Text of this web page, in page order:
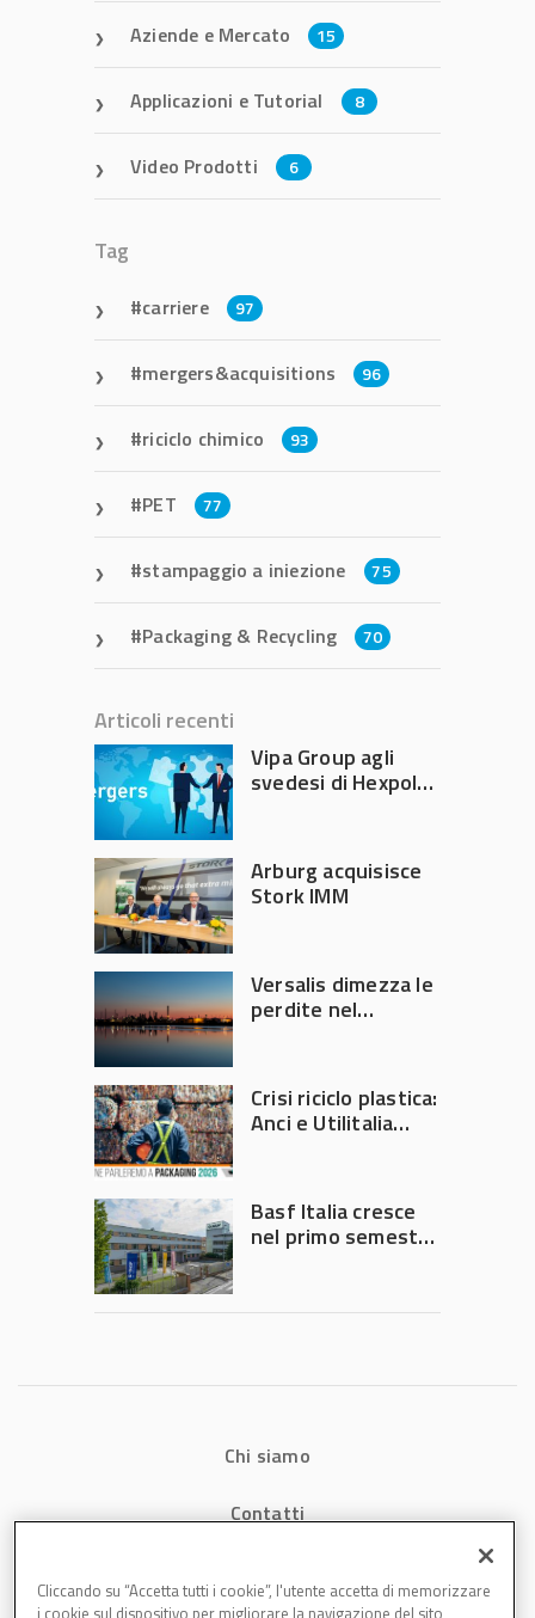
Aziende e Mercato 15
Applicazioni e Tutorial 8
Video Prodotti 6
Tag
carriere 97
mergers&acquisitions 96
riciclo chimico 93
PET 77
stampaggio a iniezione 75
Packaging & Recycling 70
Articoli recenti
Vipa Group agli
svedesi di Hexpol
Arburg acquisisce
Stork IMM
Versalis dimezza le
perdite nel
Crisi riciclo plastica:
Anci e Utilitalia
Governo
Basf Italia cresce
nel primo semestre
Chi siamo
Contatti
Cliccando su “Accetta tutti i cookie”, l'utente accetta di memorizzare
i cookie sul dispositivo per migliorare la navigazione del sito,